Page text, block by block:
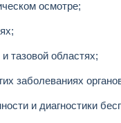
осмотре;
тазовой областях;
заболеваниях
и диагностики